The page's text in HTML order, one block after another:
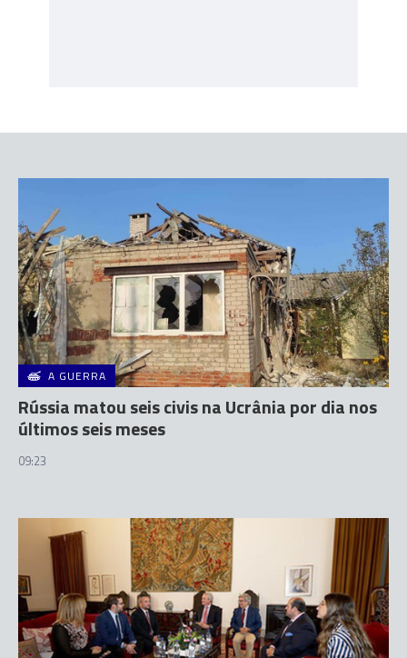
A GUERRA
Rússia matou seis civis na Ucrânia por dia nos
últimos seis meses
09:23